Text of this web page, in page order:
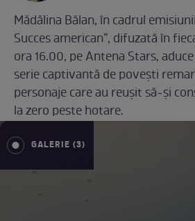
Mădălina Bălan, în cadrul
Succes american”, difuzată în
ora 16.00, pe Antena Stars,
serie captivantă de poveşti
personaje care au reuşit să-şi
la zero peste hotare.
GALERIE (3)